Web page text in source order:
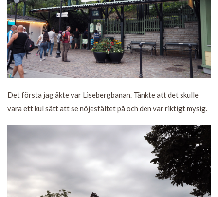
Det första jag åkte var Lisebergbanan. Tänkte att det skulle
vara ett kul sätt att se nöjesfältet på och den var riktigt mysig.